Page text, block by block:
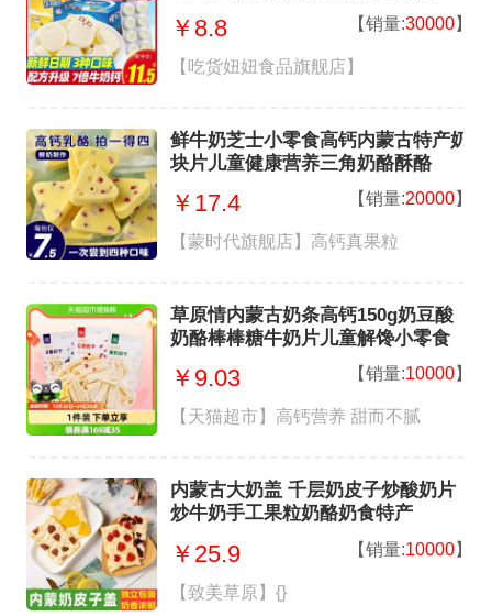
￥8.8 【销量:30000】
【吃货妞妞食品旗舰店】
鲜牛奶芝士小零食高钙内蒙古特产奶
块片儿童健康营养三角奶酪酥酪
￥17.4 【销量:20000】
【蒙时代旗舰店】高钙真果粒
草原情内蒙古奶条高钙150g奶豆酸
奶酪棒棒糖牛奶片儿童解馋小零食
￥9.03 【销量:10000】
【天猫超市】高钙营养 甜而不腻
内蒙古大奶盖 千层奶皮子炒酸奶片
炒牛奶手工果粒奶酪奶食特产
￥25.9 【销量:10000】
【致美草原】{}